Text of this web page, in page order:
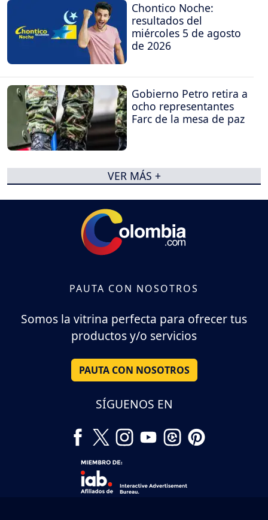
Chontico Noche:
resultados del
miércoles 5 de agosto
de 2026
Gobierno Petro retira a
ocho representantes
Farc de la mesa de paz
VER MÁS +
PAUTA CON NOSOTROS
Somos la vitrina perfecta para ofrecer tus
productos y/o servicios
PAUTA CON NOSOTROS
SÍGUENOS EN